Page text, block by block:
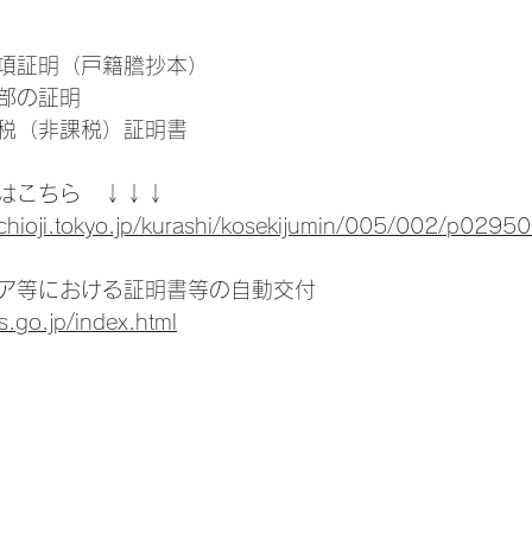
証明（戸籍謄抄本）
の証明
（非課税）証明書
こちら　↓↓↓
kurashi/kosekijumin/005/002/
等における証明書等の自動交付
index.html